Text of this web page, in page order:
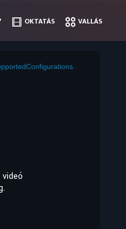
OKTATÁS VALLÁS
OKTATÁS VALLÁS